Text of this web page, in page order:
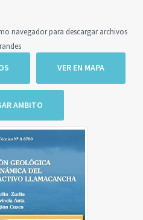
navegador para descargar archivos
VER EN MAPA
AMBITO